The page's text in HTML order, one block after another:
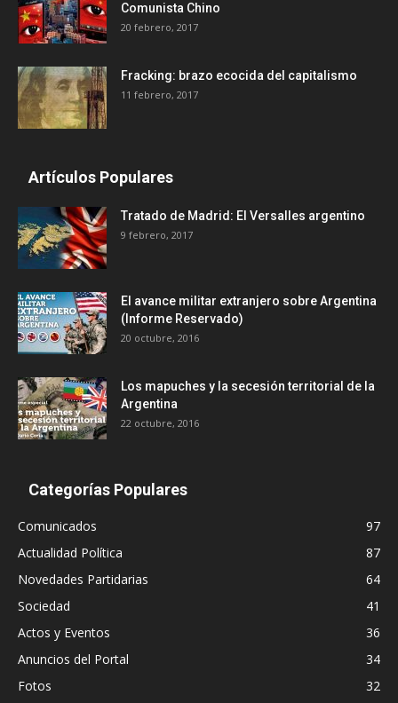
Comunista Chino
20 febrero, 2017
Fracking: brazo ecocida del capitalismo
11 febrero, 2017
Artículos Populares
Tratado de Madrid: El Versalles argentino
9 febrero, 2017
El avance militar extranjero sobre Argentina
(Informe Reservado)
20 octubre, 2016
Los mapuches y la secesión territorial de la
Argentina
22 octubre, 2016
Categorías Populares
Comunicados
97
Actualidad Política
87
Novedades Partidarias
64
Sociedad
41
Actos y Eventos
36
Anuncios del Portal
34
Fotos
32